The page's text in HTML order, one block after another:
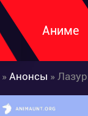
Аниме
» Анонсы »